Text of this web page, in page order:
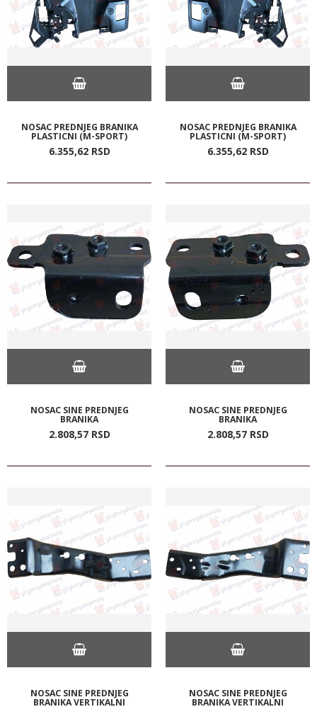
NOSAC PREDNJEG BRANIKA
PLASTICNI (M-SPORT)
6.355,62 RSD
NOSAC PREDNJEG BRANIKA
PLASTICNI (M-SPORT)
6.355,62 RSD
NOSAC SINE PREDNJEG
BRANIKA
2.808,57 RSD
NOSAC SINE PREDNJEG
BRANIKA
2.808,57 RSD
NOSAC SINE PREDNJEG
BRANIKA VERTIKALNI
NOSAC SINE PREDNJEG
BRANIKA VERTIKALNI